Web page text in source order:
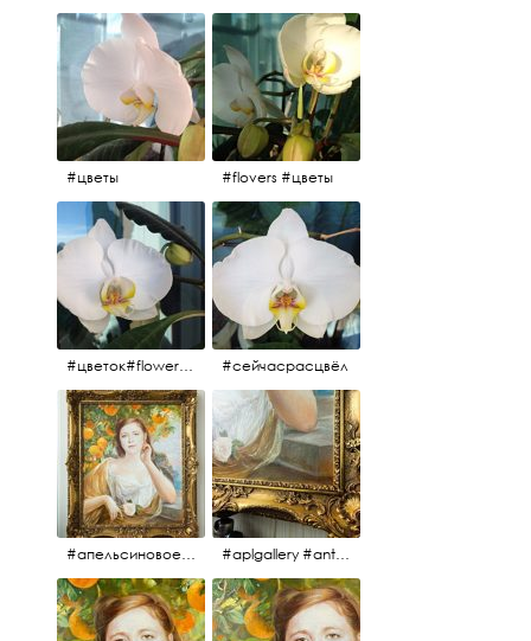
#цветы #flovers #цветы
#цветок#flowers #💜🌸 #сейчасрасцвёл
#апельсиновоедерево #плодородие #изобилие #картина #портрет #живопись #девушка #апельсиновоедерево #плодородие #рама #антикварнаярама #антиквариат #antiques #abundance #aplgallery #portrait #painting #frame #fertility #orangetree @aplgallery #aplgallery #antiques #painting #portrait #frame #antiqueframe #abundance #fertility #orangetree #антиквариат#картина#фрагмент #живопись #улыбка #девушка #портрет #рама #антикварнаярама #изобилие #плодородие #апельсиновоедерево